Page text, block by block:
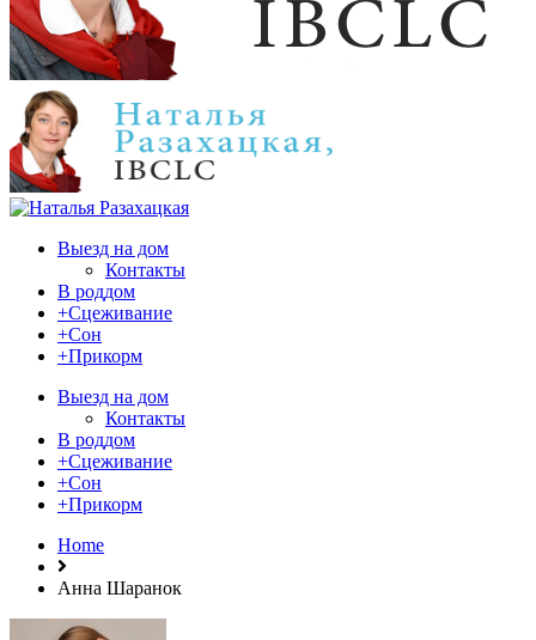
Выезд на дом
Контакты
В роддом
+Сцеживание
+Сон
+Прикорм
Выезд на дом
Контакты
В роддом
+Сцеживание
+Сон
+Прикорм
Home
Анна Шаранок